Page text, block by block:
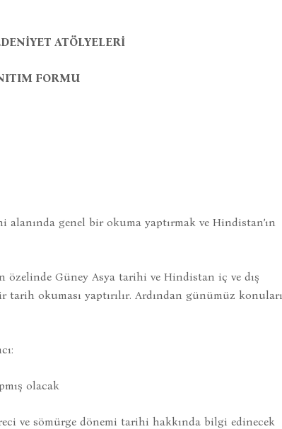
ATÖLYELERİ
FORMU
genel bir okuma yaptırmak ve Hindistan’ın
Güney Asya tarihi ve Hindistan iç ve dış
tarih okuması yaptırılır. Ardından günümüz konuları
olacak
ve sömürge dönemi tarihi hakkında bilgi edinecek